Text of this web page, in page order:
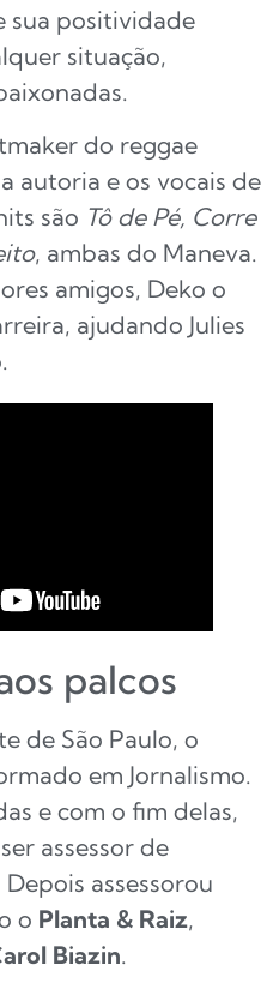
sua positividade
situação,
do reggae
autoria e os vocais de
são Tô de Pé, Corre
, ambas do Maneva.
amigos, Deko o
ajudando Julies
palcos
de São Paulo, o
em Jornalismo.
e com o fim delas,
assessor de
assessorou
o Planta & Raiz,
Biazin.